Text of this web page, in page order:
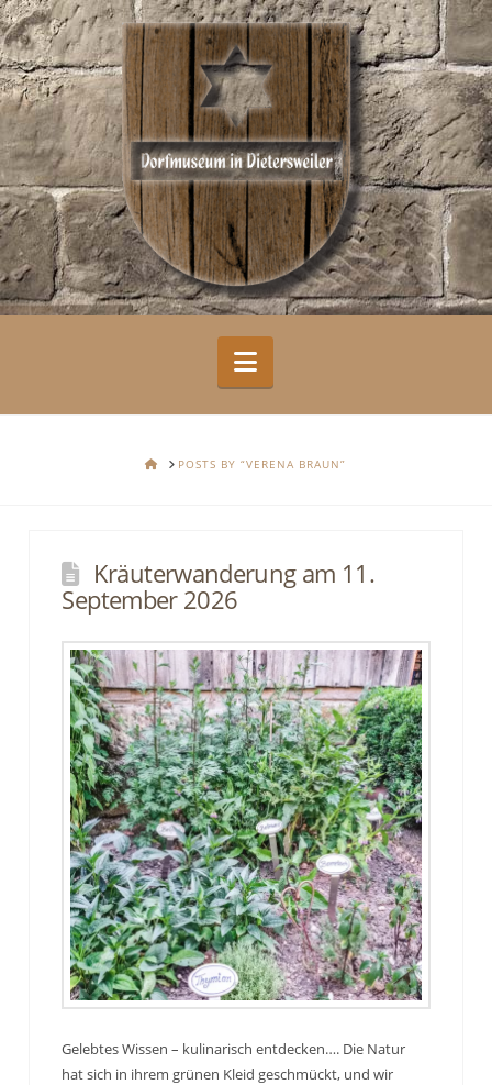
Navigation
HOMEPOSTS BY “VERENA BRAUN”
Kräuterwanderung am 11.
September 2026
Gelebtes Wissen – kulinarisch entdecken…. Die Natur
hat sich in ihrem grünen Kleid geschmückt, und wir